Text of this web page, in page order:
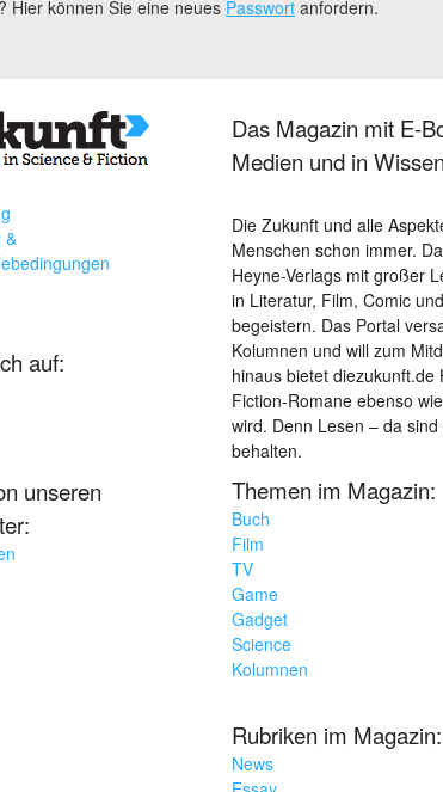
Hier können Sie eine neues Passwort anfordern.
&
auf:
unseren
Das Magazin mit E-
Medien und in
Die Zukunft und alle
Menschen schon immer.
Heyne-Verlags mit großer
in Literatur, Film, Comic
begeistern. Das Portal
Kolumnen und will zum
hinaus bietet diezukunft.de
Fiction-Romane ebenso
wird. Denn Lesen – da
behalten.
Themen im Magazin:
Buch
Film
TV
Game
Gadget
Science
Kolumnen
Rubriken im Magazin:
News